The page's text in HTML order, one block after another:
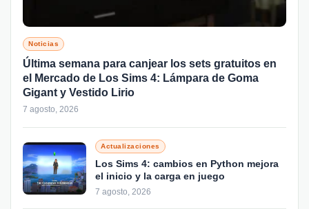
Noticias
Última semana para canjear los sets gratuitos en
el Mercado de Los Sims 4: Lámpara de Goma
Gigant y Vestido Lirio
7 agosto, 2026
Actualizaciones
Los Sims 4: cambios en Python mejora
el inicio y la carga en juego
7 agosto, 2026